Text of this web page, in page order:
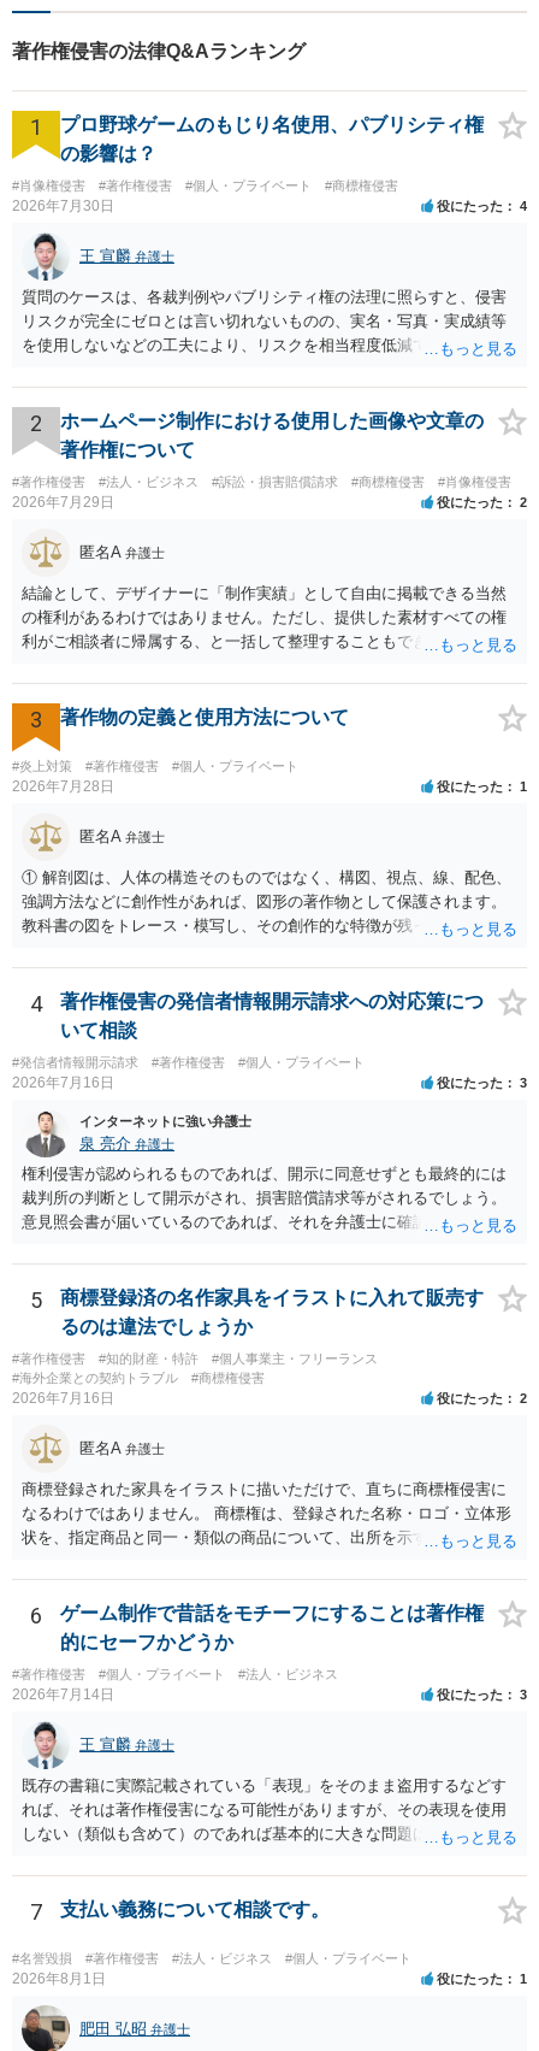
著作権侵害の法律Q&Aランキング
1
プロ野球ゲームのもじり名使用、パブリシティ権
の影響は？
#肖像権侵害 #著作権侵害 #個人・プライベート #商標権侵害
2026年7月30日 役にたった 4
王 宣麟 弁護士
質問のケースは、各裁判例やパブリシティ権の法理に照らすと、侵害
リスクが完全にゼロとは言い切れないものの、実名・写真・実成績等
を使用しないなどの工夫により、リスクを相当程度低減できる設計に
推測できる」という点は、裁判で争われた場合に「専ら顧客吸引力の
利用を目的とする」と判断される余地を残すため、一定の注意が必要
です。 また、広告収益の有無は、侵害判断に一定の影響を与える可能
性がありますが、決定的要因ではありません。 パブリシティ権侵害の
成否は、主に「専ら顧客吸引力の利用を目的とするか」という点で判
断されます。広告収益があることは「商業的目的」を強く示す要素で
すが、それだけで直ちに侵害となるわけではありません。完全無償・
非営利であれば「表現の自由」「創作物」としての側面が強く評価さ
れる可能性があります。一方、広告収益がある場合は「商業利用」と
しての色彩が強まり、リスクが高まる可能性があります。 公開前に変
更・確認しておく事項については、公開の場でアドバイスするにも限
界があるかと思うので、資料等を持参の上、弁護士に相談されること
も一つかと存じます。
2
ホームページ制作における使用した画像や文章の
著作権について
#著作権侵害 #法人・ビジネス #訴訟・損害賠償請求 #商標権侵害 #肖像権侵害
2026年7月29日 役にたった 2
匿名A 弁護士
結論として、デザイナーに「制作実績」として自由に掲載できる当然
の権利があるわけではありません。ただし、提供した素材すべての権
利がご相談者に帰属する、と一括して整理することもできません。 ご
身が著作権者です。 他方、ブランド名、文字主体のロゴ、商品情報、
短いキャッチコピー、販売コンセプトなどは、通常、著作物には当た
りません。ただし、ロゴに独自の図形やイラスト等が含まれる場合に
は、その表現部分が著作物となる可能性があります。 また、人物写真
の著作権は撮影者に、肖像に関する権利は被写体本人に帰属します
わけではありません。デザイナーが独自に制作したイラストやバナー
材を希望に沿って配置した部分には、通常、著作物性は認められにく
いと考えられます。仮に具体的な画面構成の一部に創作性が認められ
ても、その権利は当該部分に限られ、ご相談者の写真や文章等を制作
の同意があれば別です。また、単に制作を担当した事実を記載した
り、公開中のサイトへリンクしたりする行為まで当然に禁止できると
様、掲載目的、態様、必要性、本人の特定可能性等から判断されま
める方向の事情となりますが、自動的に肖像権侵害となるわけではあ
りません。 まず、見積書、メール、チャット、デザイナーの利用規約
を確認したうえで、「提供素材及びこれを含む画面の複製・SNS掲載
を許諾しない」と書面で明確に通知することをお勧めします。すでに
掲載された場合は、URL、掲載日時、画面を保存してから削除を求め
3 著作物の定義と使用方法について
#炎上対策 #著作権侵害 #個人・プライベート
2026年7月28日 役にたった 1
匿名A 弁護士
① 解剖図は、人体の構造そのものではなく、構図、視点、線、配色、
強調方法などに創作性があれば、図形の著作物として保護されます。
教科書の図をトレース・模写し、その創作的な特徴が残っていれば、
も、SNSへの公開は私的使用には当たりません。 ② 出典を記載するだ
けでは、適法な引用にはなりません。自分の説明や批評が主で、図が
その説明に必要な従たる資料であること、引用部分が明確に区別さ
れ、必要な範囲に限られていることなどが必要です。勉強ノートの教
材として図そのものを中心的に掲載する場合、引用と認められにくい
でしょう。 文章についても、単に所々表現を変えただけで適法になる
とは限りません。医学上の事実を理解したうえで、ご自身の表現と構
成でまとめる必要があります。 安全にSNSで公開するには、教科書の
図をトレース・模写した部分は掲載せず、人体の構造という事実を基
に、自分で構図や表現を工夫して作図する方法が考えられます。ま
た、改変・SNS掲載が認められたオープンライセンス素材を、利用条
件に従って使う方法もあります。トレースした図を残したい場合は、
自分だけの学習用にとどめるのが安全です。
4
著作権侵害の発信者情報開示請求への対応策につ
いて相談
#発信者情報開示請求 #著作権侵害 #個人・プライベート
2026年7月16日 役にたった 3
インターネットに強い弁護士
泉 亮介 弁護士
権利侵害が認められるものであれば、開示に同意せずとも最終的には
裁判所の判断として開示がされ、損害賠償請求等がされるでしょう。
意見照会書が届いているのであれば、それを弁護士に確認してもらっ
いかと思われます。
5
商標登録済の名作家具をイラストに入れて販売す
るのは違法でしょうか
#著作権侵害 #知的財産・特許
#個人事業主・フリーランス
#海外企業との契約トラブル
#商標権侵害
2026年7月16日 役にたった 2
匿名A 弁護士
商標登録された家具をイラストに描いただけで、直ちに商標権侵害に
なるわけではありません。 商標権は、登録された名称・ロゴ・立体形
状を、指定商品と同一・類似の商品について、出所を示す表示として
て描くにとどまる場合は、通常、商標権侵害にはなりにくいと考えら
れます。 ただし、家具名や特徴的な形状を商品名・広告に大きく表示
し、公式商品やライセンス商品と誤認させる販売方法であれば、商標
権や不正競争防止法上の問題が生じ得ます。家具のデザインに著作権
が認められる場合は、著作権も別途問題となります。 無料のSNS投稿
やプレゼントでも、著作権侵害は成立し得ます。商標権については、
有料か無料かよりも、商標として使用しているかが重要です。 また、
日本の商標権は原則として日本国内にのみ効力を持ちます。外国で販
売する場合は、販売国の商標・意匠等を確認する必要があります。 他
の作家の例は、許諾を得ている、権利が消滅している、侵害に当たら
ない、又は単に権利行使されていないなど、様々な可能性がありま
す。他人が販売していることだけでは、適法とは判断できません。
6
ゲーム制作で昔話をモチーフにすることは著作権
的にセーフかどうか
#著作権侵害 #個人・プライベート #法人・ビジネス
2026年7月14日 役にたった 3
王 宣麟 弁護士
既存の書籍に実際記載されている「表現」をそのまま盗用するなどす
れば、それは著作権侵害になる可能性がありますが、その表現を使用
しない（類似も含めて）のであれば基本的に大きな問題は生じないか
現」であり、昔話の大筋や設定の骨子だけを使うのは、一般にアイデ
ア利用の範囲です。 一方で、特定の作品の文章をそのまま使うことは
できる」レベルだと、翻案や二次的著作物の問題が出ますのでこの点
はご留意ください。
7 支払い義務について相談です。
#名誉毀損 #著作権侵害 #法人・ビジネス #個人・プライベート
2026年8月1日 役にたった 1
肥田 弘昭 弁護士